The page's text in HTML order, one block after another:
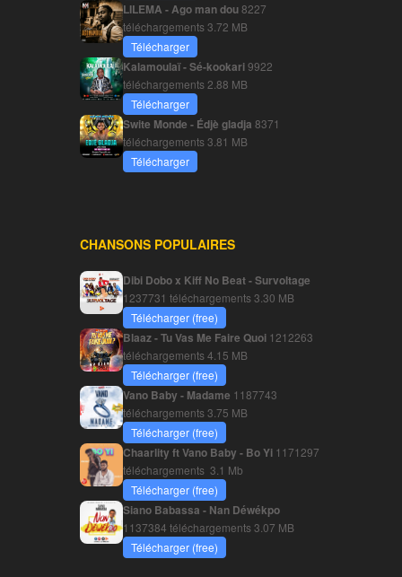
LILEMA - Ago man dou8227
téléchargements3.72 MB
Télécharger
Kalamoulaï - Sé-kookari9922
téléchargements 2.88 MB
Télécharger
Swite Monde - Édjè gladja 8371
téléchargements3.81 MB
Télécharger
CHANSONS POPULAIRES
Dibi Dobo x Kiff No Beat - Survoltage
1237731 téléchargements3.30 MB
Télécharger (free)
Blaaz - Tu Vas Me Faire Quoi 1212263
téléchargements4.15 MB
Télécharger (free)
Vano Baby - Madame 1187743
téléchargements3.75 MB
Télécharger (free)
Chaarlity ft Vano Baby - Bo Yi 1171297
téléchargements 3.1 Mb
Télécharger (free)
Siano Babassa - Nan Déwékpo
1137384 téléchargements3.07 MB
Télécharger (free)